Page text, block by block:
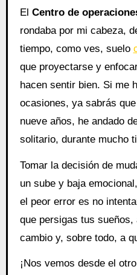
El Centro de
rondaba por mi cabeza,
tiempo, como ves, suelo
que proyectarse y
hacen sentir bien. Si me
ocasiones, ya sabrás
nueve años, he andado
solitario, durante mucho
Tomar la decisión de
un sube y baja
el peor error es no
que persigas tus sueños,
cambio y, sobre todo, a
¡Nos vemos desde el